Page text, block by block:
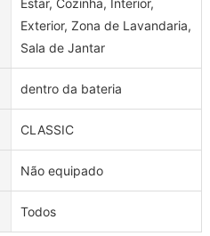
Estar, Cozinha, Interior,
Exterior, Zona de Lavandaria,
Sala de Jantar
dentro da bateria
CLASSIC
Não equipado
Todos